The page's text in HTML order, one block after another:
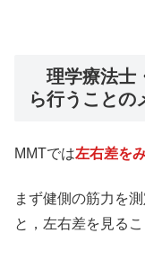
理学療法士
ら行うこと
MMTでは左右差を
まず健側の筋力を
と，左右差を見る